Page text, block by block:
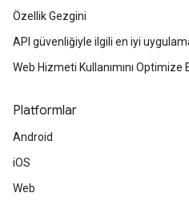
Özellik Gezgini
API güvenliğiyle ilgili en iyi
Web Hizmeti Kullanımını Optimize
Platformlar
Android
iOS
Web